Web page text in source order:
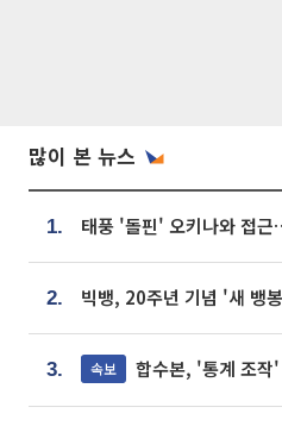
많이 본 뉴스
1.
2.
3. 속보 합수본, '통계 조작' 서울·경